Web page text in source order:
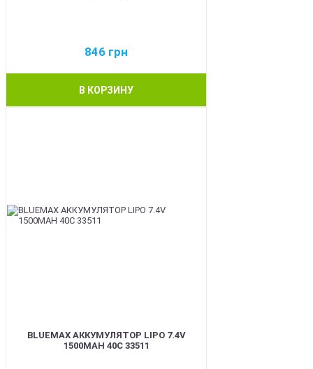
846 грн
В КОРЗИНУ
BLUEMAX АККУМУЛЯТОР LIPO 7.4V
1500MAH 40C 33511